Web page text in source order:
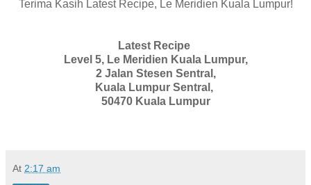
Terima Kasih Latest Recipe, Le Meridien Kuala Lumpur!
Latest Recipe
Level 5, Le Meridien Kuala Lumpur,
2 Jalan Stesen Sentral,
Kuala Lumpur Sentral,
50470 Kuala Lumpur
At 2:17 am